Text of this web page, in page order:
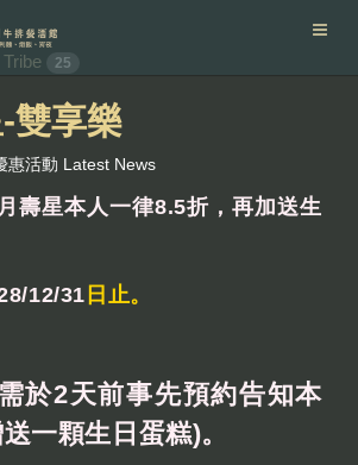
25
雙享樂
惠活動 Latest News
壽星本人一律8.5折，再加送生
12/31 日止。
於2天前事先預約告知本
一顆生日蛋糕)。